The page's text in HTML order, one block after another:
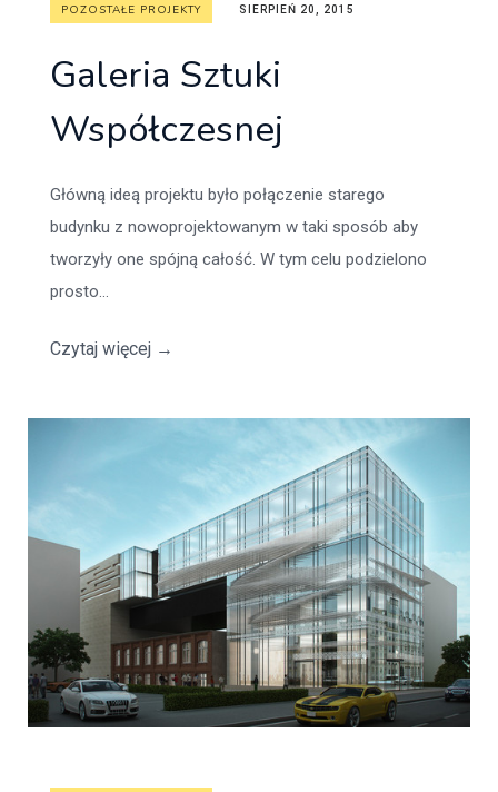
POZOSTAŁE PROJEKTY SIERPIEŃ 20, 2015
Galeria Sztuki
Współczesnej
Główną ideą projektu było połączenie starego
budynku z nowoprojektowanym w taki sposób aby
tworzyły one spójną całość. W tym celu podzielono
prosto...
Czytaj więcej →